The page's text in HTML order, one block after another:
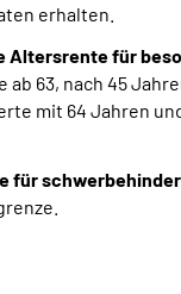
erhalten.
Altersrente für
ab 63, nach 45
mit 64 Jahren
für